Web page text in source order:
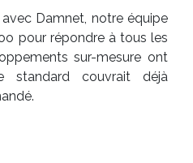
Damnet, notre équipe
pour répondre à tous les
sur-mesure ont
standard couvrait déjà